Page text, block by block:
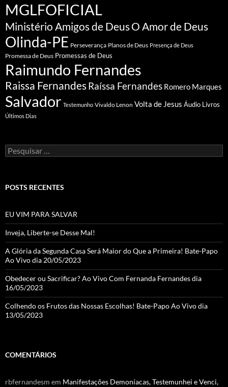
MGLFOFICIAL
Ministério Amigos de DeusO Amor de Deus
Olinda-PE Perseverança Planos de Deus Presença de Deus
Promessa de Deus Promessas de Deus
Raimundo Fernandes
Raissa FernandesRaíssa Fernandes Romero Marques
Salvador Testemunho Vivaldo Lenon Volta de Jesus Áudio Livros
Últimos Dias
Pesquisar
por:
POSTS RECENTES
EU VIM PARA SALVAR
Inveja, Liberte-se Desse Mal!
A Glória da Segunda Casa Será Maior do Que a Primeira! Bate-Papo
Ao Vivo dia 20/05/2023
Obedecer ou Sacrificar? Ao Vivo Com Fernanda Fernandes dia
16/05/2023
Colhendo os Frutos das Nossas Escolhas! Bate-Papo Ao Vivo dia
13/05/2023
COMENTÁRIOS
rbfernandesm em Manifestações Demoníacas, Testemunhei e Venci,